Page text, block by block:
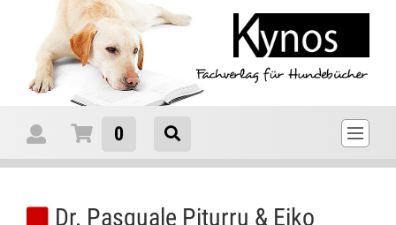
Dr. Pasquale Piturru & Eiko
0